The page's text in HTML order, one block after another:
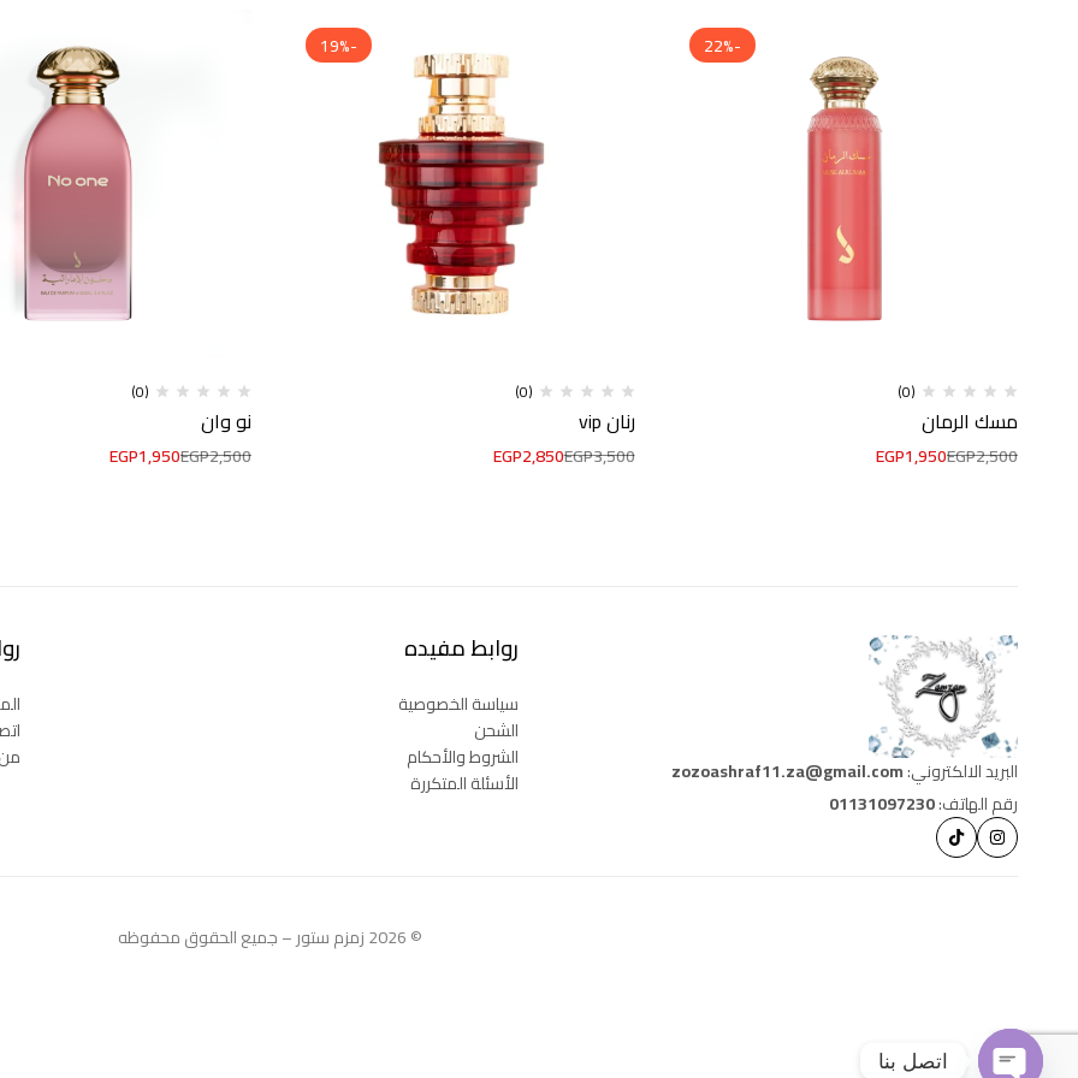
-22%
(0)
مسك الرمان
EGP2,500
EGP1,950
-19%
(0)
رنان vip
EGP3,500
EGP2,850
(0)
نو وان
EGP2,500
EGP1,950
البريد الالكتروني:zozoashraf11.za@gmail.com
رقم الهاتف:01131097230
روابط مفيده
سياسة الخصوصية
الشحن
الشروط والأحكام
الأسئلة المتكررة
© 2026 زمزم ستور – جميع الحقوق محفوظه
اتصل بنا